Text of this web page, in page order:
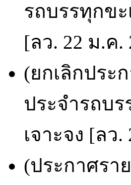
รถบรรทุกขะ
[ลว. 22 ม.ค.
(ยกเลิกประ
ประจำรถบ
เจาะจง [ลว
(ประกาศรา